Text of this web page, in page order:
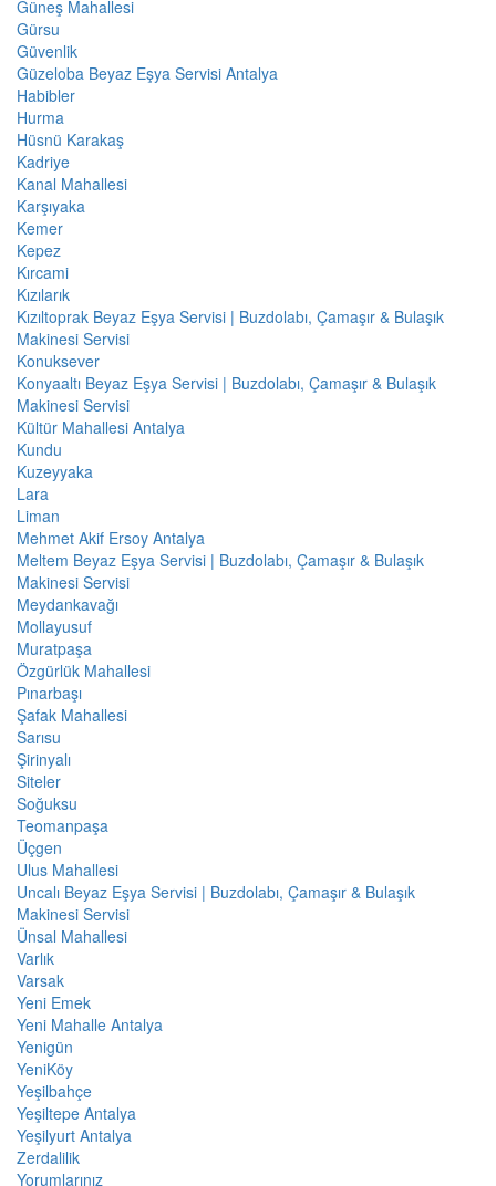
Güneş Mahallesi
Gürsu
Güvenlik
Güzeloba Beyaz Eşya Servisi Antalya
Habibler
Hurma
Hüsnü Karakaş
Kadriye
Kanal Mahallesi
Karşıyaka
Kemer
Kepez
Kırcami
Kızılarık
Kızıltoprak Beyaz Eşya Servisi | Buzdolabı, Çamaşır & Bulaşık
Makinesi Servisi
Konuksever
Konyaaltı Beyaz Eşya Servisi | Buzdolabı, Çamaşır & Bulaşık
Makinesi Servisi
Kültür Mahallesi Antalya
Kundu
Kuzeyyaka
Lara
Liman
Mehmet Akif Ersoy Antalya
Meltem Beyaz Eşya Servisi | Buzdolabı, Çamaşır & Bulaşık
Makinesi Servisi
Meydankavağı
Mollayusuf
Muratpaşa
Özgürlük Mahallesi
Pınarbaşı
Şafak Mahallesi
Sarısu
Şirinyalı
Siteler
Soğuksu
Teomanpaşa
Üçgen
Ulus Mahallesi
Uncalı Beyaz Eşya Servisi | Buzdolabı, Çamaşır & Bulaşık
Makinesi Servisi
Ünsal Mahallesi
Varlık
Varsak
Yeni Emek
Yeni Mahalle Antalya
Yenigün
YeniKöy
Yeşilbahçe
Yeşiltepe Antalya
Yeşilyurt Antalya
Zerdalilik
Yorumlarınız